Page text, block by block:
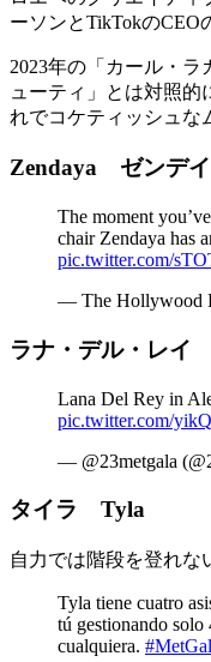
ーソンとTikTokのCEO
2023年の「カール・
ューティ」とは対照的
れでコケティッシュな
Zendaya ゼンデ
The moment
chair Zendaya has
pic.twitter.com/
— The Hollywood
ラナ・デル・レイ
Lana Del Rey in
pic.twitter.com/
— @23metgala
タイラ Tyla
自力では階段を登れな
Tyla tiene cuatro
tú gestionando solo
cualquiera.